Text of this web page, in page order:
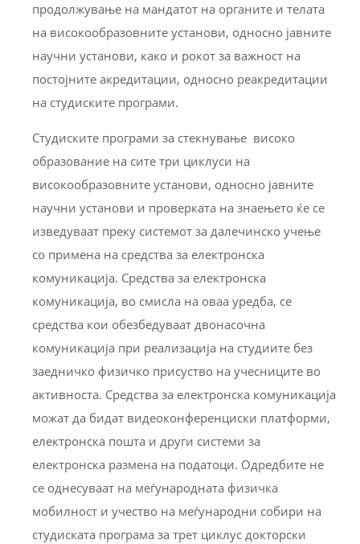
продолжување на мандатот на органите и телата
на високообразовните установи, односно јавните
научни установи, како и рокот за важност на
постојните акредитации, односно реакредитации
на студиските програми.
Студиските програми за стекнување високо
образование на сите три циклуси на
високообразовните установи, односно јавните
научни установи и проверката на знаењето ќе се
изведуваат преку системот за далечинско учење
со примена на средства за електронска
комуникација. Средства за електронска
комуникација, во смисла на оваа уредба, се
средства кои обезбедуваат двонасочна
комуникација при реализација на студиите без
заедничко физичко присуство на учесниците во
активноста. Средства за електронска комуникација
можат да бидат видеоконференциски платформи,
електронска пошта и други системи за
електронска размена на податоци. Одредбите не
се однесуваат на меѓународната физичка
мобилност и учество на меѓународни собири на
студиската програма за трет циклус докторски